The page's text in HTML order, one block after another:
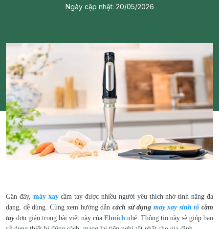
Ngày cập nhật: 20/05/2026
Gần đây, máy xaycầm tay được nhiều người yêu thích nhờ tính năng đa
dạng, dễ dùng. Cùng xem hướng dẫn cách sử dụng máy xay sinh tốcầm
tayđơn giản trong bài viết này của Elmich nhé. Thông tin này sẽ giúp bạn